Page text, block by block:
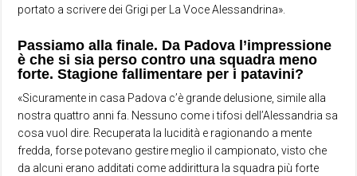
portato a scrivere dei Grigi per La Voce Alessandrina».
Passiamo alla finale. Da Padova l’impressione
è che si sia perso contro una squadra meno
forte. Stagione fallimentare per i patavini?
«Sicuramente in casa Padova c’è grande delusione, simile alla
nostra quattro anni fa. Nessuno come i tifosi dell’Alessandria sa
cosa vuol dire. Recuperata la lucidità e ragionando a mente
fredda, forse potevano gestire meglio il campionato, visto che
da alcuni erano additati come addirittura la squadra più forte